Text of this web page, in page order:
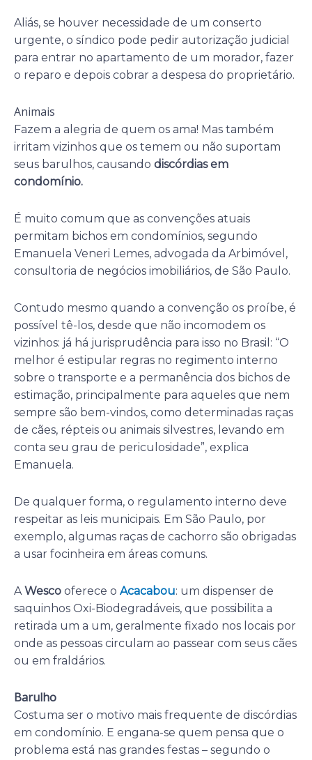
Aliás, se houver necessidade de um conserto
urgente, o síndico pode pedir autorização judicial
para entrar no apartamento de um morador, fazer
o reparo e depois cobrar a despesa do proprietário.
Animais
Fazem a alegria de quem os ama! Mas também
irritam vizinhos que os temem ou não suportam
seus barulhos, causando discórdias em
condomínio.
É muito comum que as convenções atuais
permitam bichos em condomínios, segundo
Emanuela Veneri Lemes, advogada da Arbimóvel,
consultoria de negócios imobiliários, de São Paulo.
Contudo mesmo quando a convenção os proíbe, é
possível tê-los, desde que não incomodem os
vizinhos: já há jurisprudência para isso no Brasil: “O
melhor é estipular regras no regimento interno
sobre o transporte e a permanência dos bichos de
estimação, principalmente para aqueles que nem
sempre são bem-vindos, como determinadas raças
de cães, répteis ou animais silvestres, levando em
conta seu grau de periculosidade”, explica
Emanuela.
De qualquer forma, o regulamento interno deve
respeitar as leis municipais. Em São Paulo, por
exemplo, algumas raças de cachorro são obrigadas
a usar focinheira em áreas comuns.
AWesco oferece o Acacabou: um dispenser de
saquinhos Oxi-Biodegradáveis, que possibilita a
retirada um a um, geralmente fixado nos locais por
onde as pessoas circulam ao passear com seus cães
ou em fraldários.
Barulho
Costuma ser o motivo mais frequente de discórdias
em condomínio. E engana-se quem pensa que o
problema está nas grandes festas – segundo o